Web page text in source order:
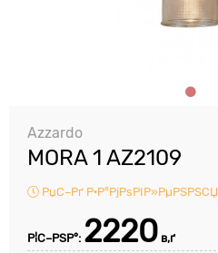
Azzardo
MORA 1 AZ2109
РџС–Рґ Р·Р°РјРѕРІР»РµРЅРЅСЏ
Р¦С–РЅР°: 2220 в‚ґ